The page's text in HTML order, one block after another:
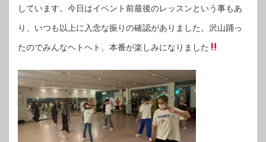
しています。今日はイベント前最後のレッスンという事もあ
り、いつも以上に入念な振りの確認がありました。沢山踊っ
たのでみんなヘトヘト、本番が楽しみになりました